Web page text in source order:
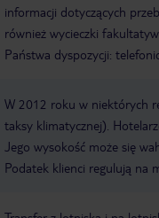
informacji dotyczących
również wycieczki
Państwa dyspozycji:
W 2012 roku w niektórych
taksy klimatycznej).
Jego wysokość może się
Podatek klienci regulują na